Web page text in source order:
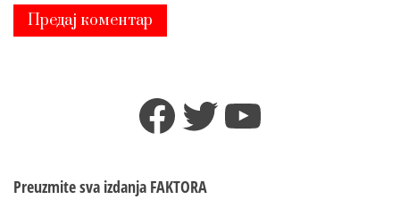
Facebook
TwitterYouTube
Preuzmite sva izdanja FAKTORA